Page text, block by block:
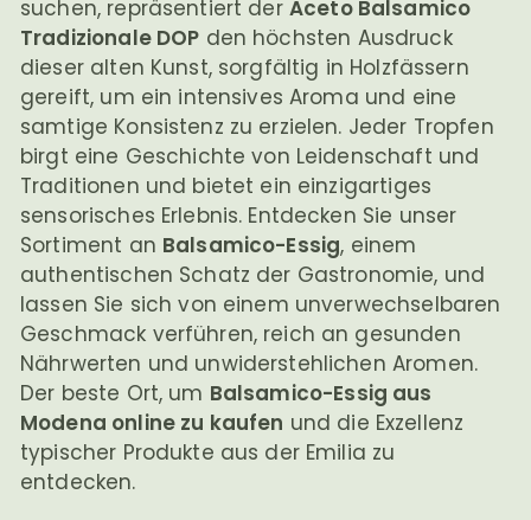
suchen, repräsentiert der Aceto Balsamico
Tradizionale DOP den höchsten Ausdruck
dieser alten Kunst, sorgfältig in Holzfässern
gereift, um ein intensives Aroma und eine
samtige Konsistenz zu erzielen. Jeder Tropfen
birgt eine Geschichte von Leidenschaft und
Traditionen und bietet ein einzigartiges
sensorisches Erlebnis. Entdecken Sie unser
Sortiment an Balsamico-Essig, einem
authentischen Schatz der Gastronomie, und
lassen Sie sich von einem unverwechselbaren
Geschmack verführen, reich an gesunden
Nährwerten und unwiderstehlichen Aromen.
Der beste Ort, um Balsamico-Essig aus
Modena online zu kaufen und die Exzellenz
typischer Produkte aus der Emilia zu
entdecken.